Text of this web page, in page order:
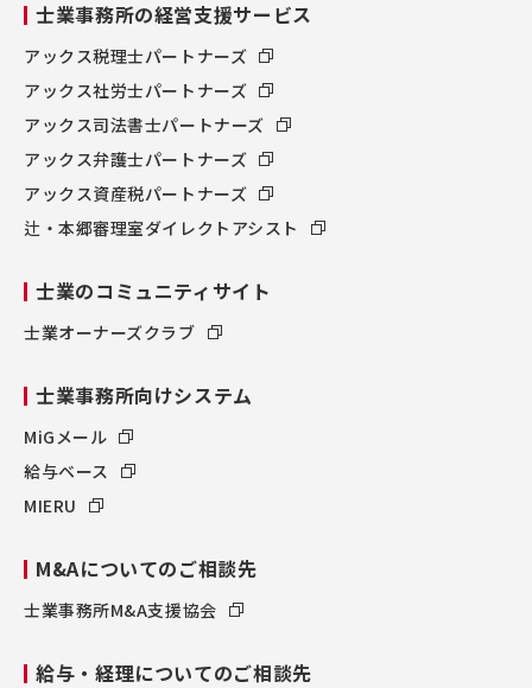
士業事務所の経営支援サービス
アックス税理士パートナーズ
アックス社労士パートナーズ
アックス司法書士パートナーズ
アックス弁護士パートナーズ
アックス資産税パートナーズ
辻・本郷審理室ダイレクトアシスト
士業のコミュニティサイト
士業オーナーズクラブ
士業事務所向けシステム
MiGメール
給与ベース
MIERU
M&Aについてのご相談先
士業事務所M&A支援協会
給与・経理についてのご相談先